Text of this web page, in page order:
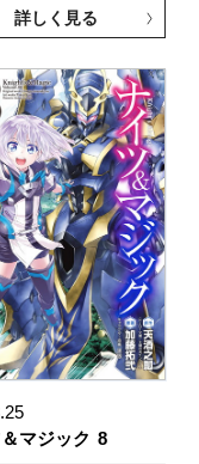
詳しく見る
マジック 8